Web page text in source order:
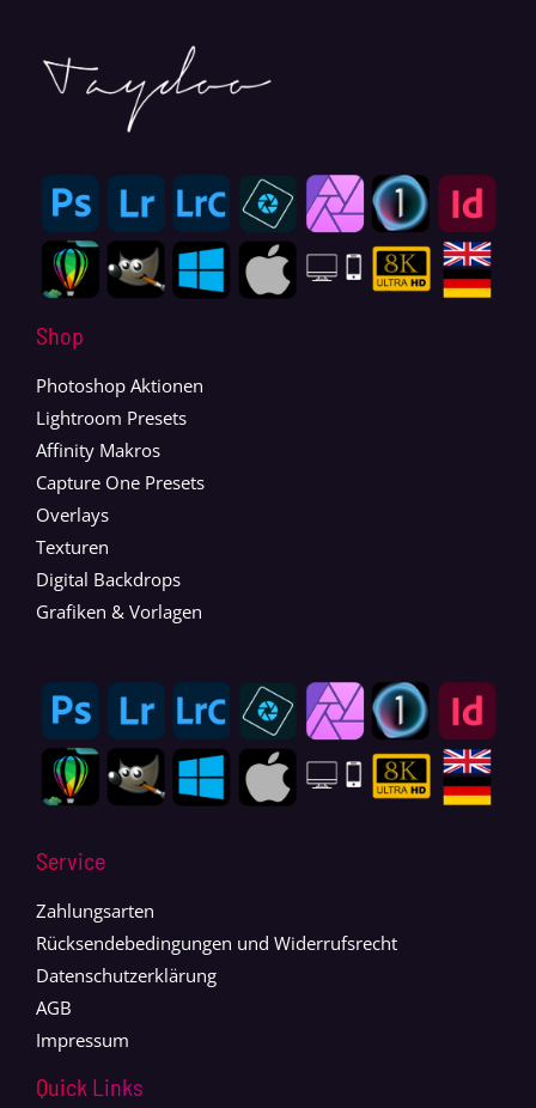
Shop
Photoshop Aktionen
Lightroom Presets
Affinity Makros
Capture One Presets
Overlays
Texturen
Digital Backdrops
Grafiken & Vorlagen
Service
Zahlungsarten
Rücksendebedingungen und Widerrufsrecht
Datenschutzerklärung
AGB
Impressum
Quick Links